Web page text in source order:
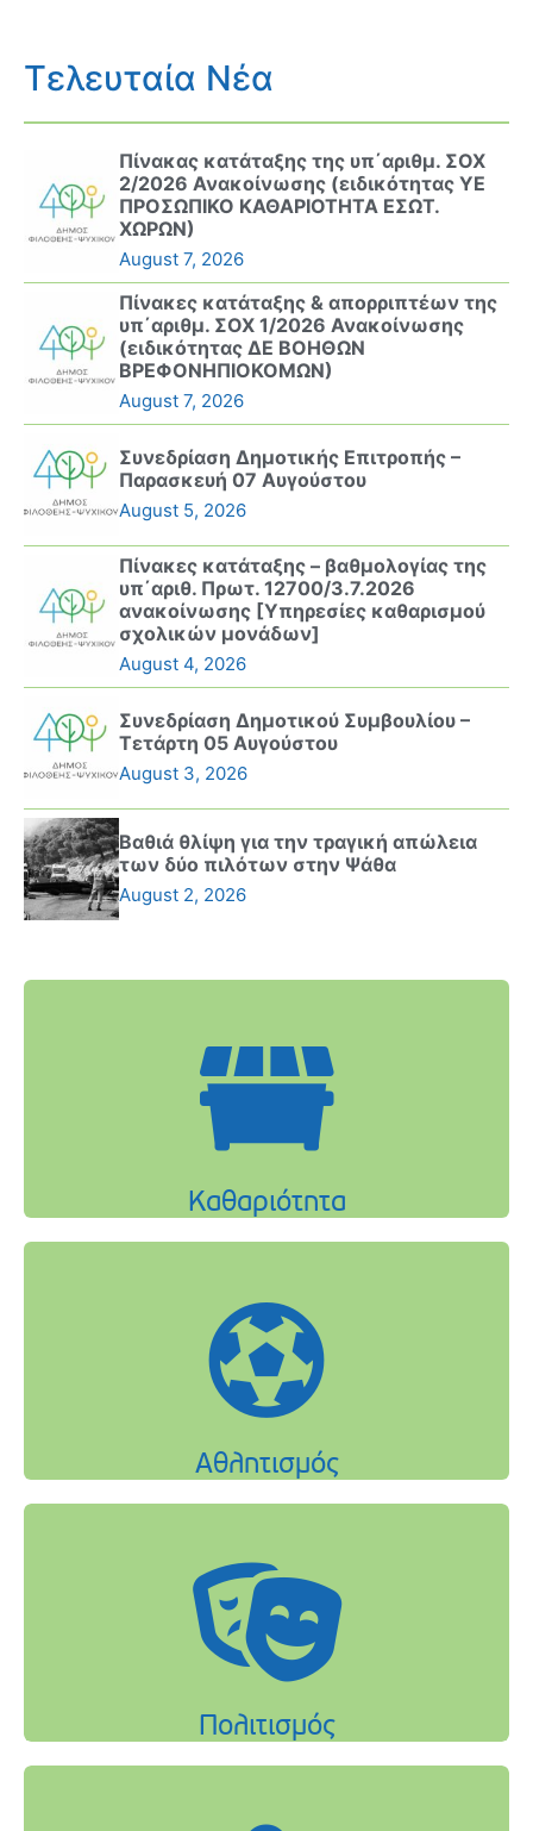
Τελευταία Νέα
Πίνακας κατάταξης της υπ΄αριθμ. ΣΟΧ
2/2026 Ανακοίνωσης (ειδικότητας ΥΕ
ΠΡΟΣΩΠΙΚΟ ΚΑΘΑΡΙΟΤΗΤΑ ΕΣΩΤ.
ΧΩΡΩΝ)
August 7, 2026
Πίνακες κατάταξης & απορριπτέων της
υπ΄αριθμ. ΣΟΧ 1/2026 Ανακοίνωσης
(ειδικότητας ΔΕ ΒΟΗΘΩΝ
ΒΡΕΦΟΝΗΠΙΟΚΟΜΩΝ)
August 7, 2026
Συνεδρίαση Δημοτικής Επιτροπής –
Παρασκευή 07 Αυγούστου
August 5, 2026
Πίνακες κατάταξης – βαθμολογίας της
υπ΄αριθ. Πρωτ. 12700/3.7.2026
ανακοίνωσης [Υπηρεσίες καθαρισμού
σχολικών μονάδων]
August 4, 2026
Συνεδρίαση Δημοτικού Συμβουλίου –
Τετάρτη 05 Αυγούστου
August 3, 2026
Βαθιά θλίψη για την τραγική απώλεια
των δύο πιλότων στην Ψάθα
August 2, 2026